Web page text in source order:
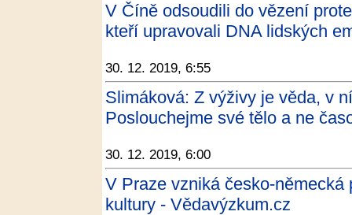
V Číně odsoudili do vězení
kteří upravovali DNA lidských
30. 12. 2019, 6:55
Slimáková: Z výživy je věda, v
Poslouchejme své tělo a ne
30. 12. 2019, 6:00
V Praze vzniká česko-
kultury - Vědavýzkum.cz